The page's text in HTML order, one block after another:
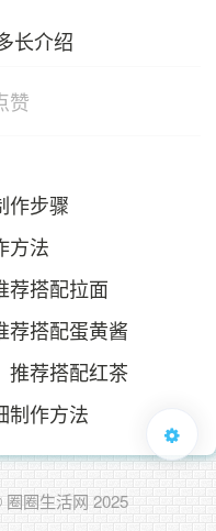
长介绍
赞
作步骤
方法
荐搭配拉面
荐搭配蛋黄酱
推荐搭配红茶
制作方法
圈圈生活网 2025